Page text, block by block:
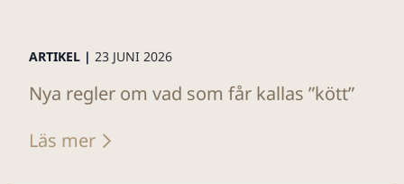
ARTIKEL | 23 JUNI 2026
Nya regler om vad som får kallas ”kött”
Läs mer